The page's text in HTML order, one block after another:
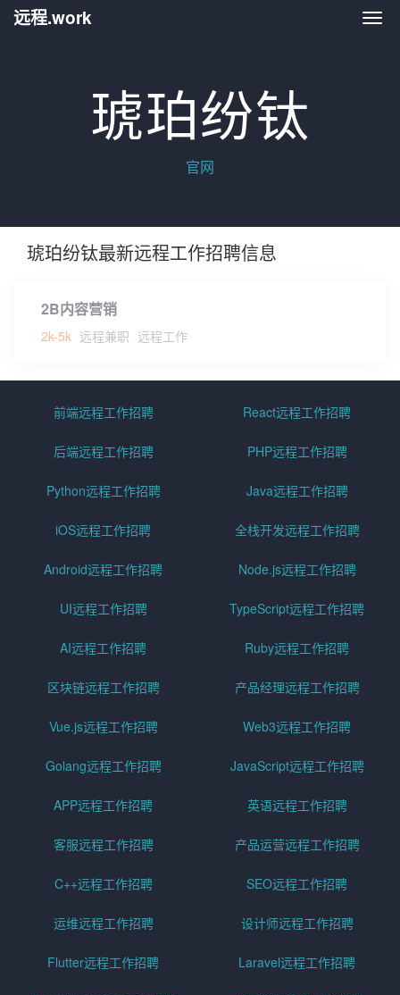
远
远程.work
琥珀纷钛
官网
琥珀纷钛最新远程工作招聘信息
2B内容营销
2k-5k 远程兼职 远程工作
前端远程工作招聘 React远程工作招聘
后端远程工作招聘 PHP远程工作招聘
Python远程工作招聘 Java远程工作招聘
iOS远程工作招聘 全栈开发远程工作招聘
Android远程工作招聘 Node.js远程工作招聘
UI远程工作招聘 TypeScript远程工作招聘
AI远程工作招聘 Ruby远程工作招聘
区块链远程工作招聘 产品经理远程工作招聘
Vue.js远程工作招聘 Web3远程工作招聘
Golang远程工作招聘 JavaScript远程工作招聘
APP远程工作招聘 英语远程工作招聘
客服远程工作招聘 产品运营远程工作招聘
C++远程工作招聘 SEO远程工作招聘
运维远程工作招聘 设计师远程工作招聘
Flutter远程工作招聘 Laravel远程工作招聘